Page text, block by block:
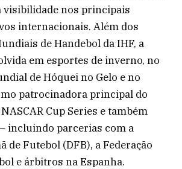
visibilidade nos principais
internacionais. Além dos
de Handebol da IHF, a
em esportes de inverno, no
de Hóquei no Gelo e no
patrocinadora principal do
Cup Series e também
incluindo parcerias com a
de Futebol (DFB), a Federação
e árbitros na Espanha.